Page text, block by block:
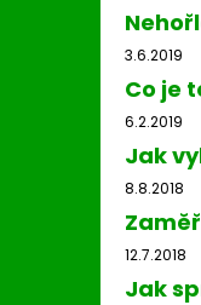
3.6.2019
Co je
6.2.2019
Jak
8.8.2018
12.7.2018
Jak